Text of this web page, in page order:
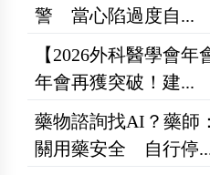
警 當心陷過度自...
【2026外科醫學會
年會再獲突破！建...
藥物諮詢找AI？藥師
關用藥安全 自行停